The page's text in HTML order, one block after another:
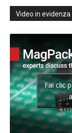
Video in evidenza
Fai clic